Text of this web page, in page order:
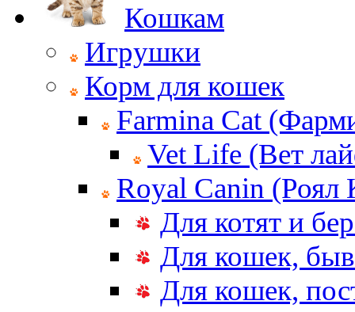
Кошкам
Игрушки
Корм для кошек
Farmina Cat
Vet Life (Вет
Royal Canin (Роял
Для котят и
Для кошек,
Для кошек,